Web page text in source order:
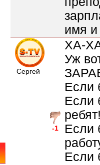
имя
Сергей
-1
ХА-
Уж
Если
Если
Если
Если